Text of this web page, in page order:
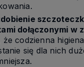
dołączonymi w
że codzienna
się dla nich